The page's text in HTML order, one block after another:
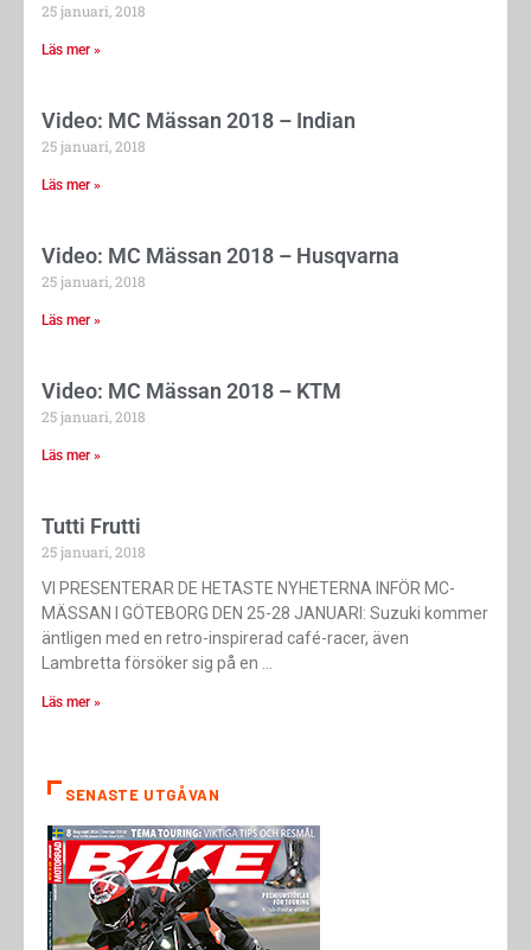
25 januari, 2018
Läs mer »
Video: MC Mässan 2018 – Indian
25 januari, 2018
Läs mer »
Video: MC Mässan 2018 – Husqvarna
25 januari, 2018
Läs mer »
Video: MC Mässan 2018 – KTM
25 januari, 2018
Läs mer »
Tutti Frutti
25 januari, 2018
VI PRESENTERAR DE HETASTE NYHETERNA INFÖR MC-
MÄSSAN I GÖTEBORG DEN 25-28 JANUARI: Suzuki kommer
äntligen med en retro-inspirerad café-racer, även
Lambretta försöker sig på en
Läs mer »
SENASTE UTGÅVAN